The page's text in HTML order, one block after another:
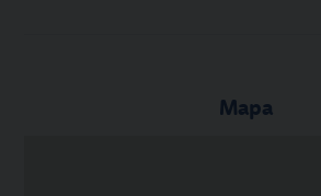
Mapa